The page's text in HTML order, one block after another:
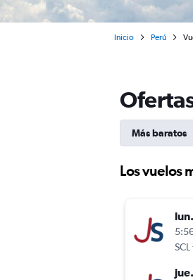
Inicio Perú
Más baratos
Los vuelos
SCL